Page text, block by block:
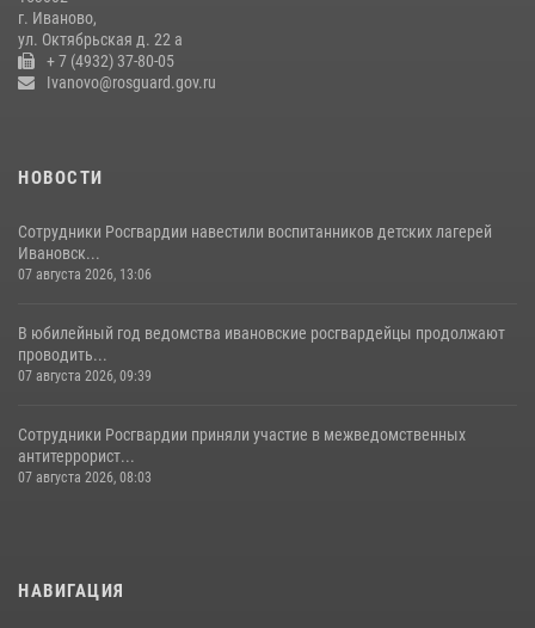
Федерации в Ивановской области
23 июля 2026, 13:54
г. Иваново,
ул. Октябрьская д. 22 а
+ 7 (4932) 37-80-05
Ivanovo@rosguard.gov.ru
НОВОСТИ
Сотрудники Росгвардии навестили воспитанников детских лагерей
Ивановск...
07 августа 2026, 13:06
В юбилейный год ведомства ивановские росгвардейцы продолжают
проводить...
07 августа 2026, 09:39
Сотрудники Росгвардии приняли участие в межведомственных
антитеррорист...
07 августа 2026, 08:03
НАВИГАЦИЯ